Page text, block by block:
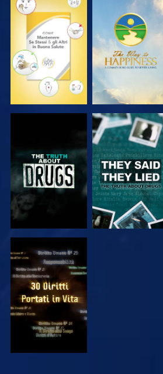
GUARDA GUARDA
GUARDA
GUARDA